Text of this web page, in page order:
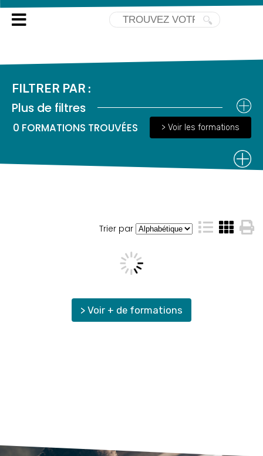
TOUTES NOS FORMATIONS
FILTRER PAR :
Plus de filtres
0 FORMATIONS TROUVÉES > Voir les formations
Trier par
> Voir + de formations